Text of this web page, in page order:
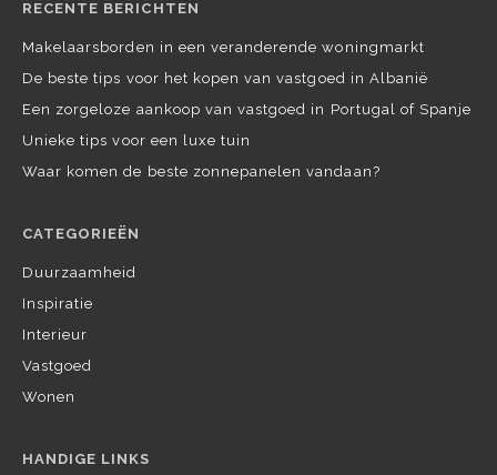
RECENTE BERICHTEN
Makelaarsborden in een veranderende woningmarkt
De beste tips voor het kopen van vastgoed in Albanië
Een zorgeloze aankoop van vastgoed in Portugal of Spanje
Unieke tips voor een luxe tuin
Waar komen de beste zonnepanelen vandaan?
CATEGORIEËN
Duurzaamheid
Inspiratie
Interieur
Vastgoed
Wonen
HANDIGE LINKS